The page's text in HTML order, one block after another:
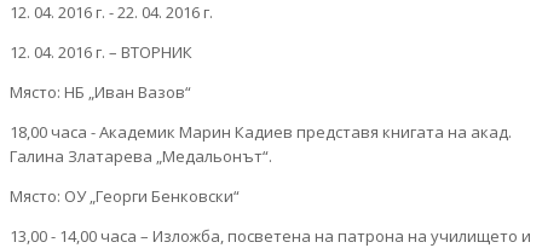
12. 04. 2016 г. - 22. 04. 2016 г.
12. 04. 2016 г. – ВТОРНИК
Място: НБ „Иван Вазов“
18,00 часа - Академик Марин Кадиев представя книгата на акад.
Галина Златарева „Медальонът“.
Място: ОУ „Георги Бенковски“
13,00 - 14,00 часа – Изложба, посветена на патрона на училището и